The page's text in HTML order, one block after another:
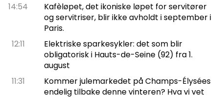
14:54
Kafèløpet, det ikoniske løpet for servitører
og servitriser, blir ikke avholdt i september i
Paris.
12:11
Elektriske sparkesykler: det som blir
obligatorisk i Hauts-de-Seine (92) fra 1.
august
11:31
Kommer julemarkedet på Champs-Élysées
endelig tilbake denne vinteren? Hva vi vet